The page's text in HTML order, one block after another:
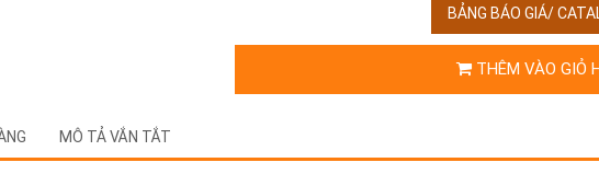
BẢNG BÁO GIÁ/
THÊM VÀO GIỎ
MÔ TẢ VẮN TẮT